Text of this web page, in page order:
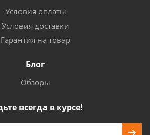
Условия оплаты
Условия доставки
Гарантия на товар
Блог
Обзоры
всегда в курсе!